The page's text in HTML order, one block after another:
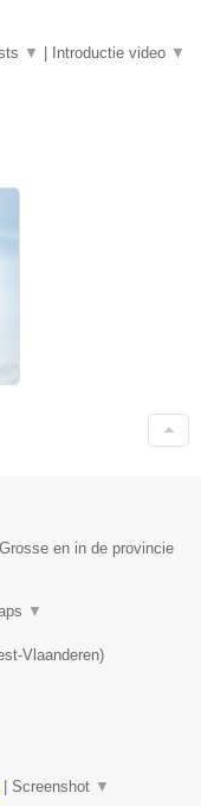
▼ Introductie video ▼
en in de provincie
▼
Vlaanderen)
Screenshot ▼